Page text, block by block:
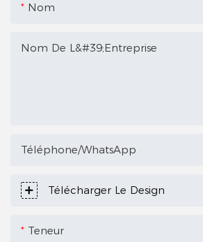
Nom
Nom De L&#39;entreprise
Téléphone/WhatsApp
Télécharger Le Design
Teneur